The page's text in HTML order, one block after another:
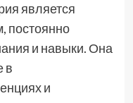
является
постоянно
и навыки. Она
в
и